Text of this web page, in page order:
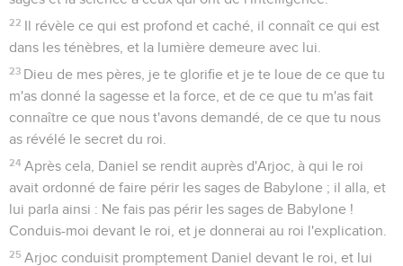
22 Il révèle ce qui est profond et caché, il connaît ce qui est
dans les ténèbres, et la lumière demeure avec lui.
23 Dieu de mes pères, je te glorifie et je te loue de ce que tu
m'as donné la sagesse et la force, et de ce que tu m'as fait
connaître ce que nous t'avons demandé, de ce que tu nous
as révélé le secret du roi.
24 Après cela, Daniel se rendit auprès d'Arjoc, à qui le roi
avait ordonné de faire périr les sages de Babylone ; il alla, et
lui parla ainsi : Ne fais pas périr les sages de Babylone !
Conduis-moi devant le roi, et je donnerai au roi l'explication.
25 Arjoc conduisit promptement Daniel devant le roi, et lui